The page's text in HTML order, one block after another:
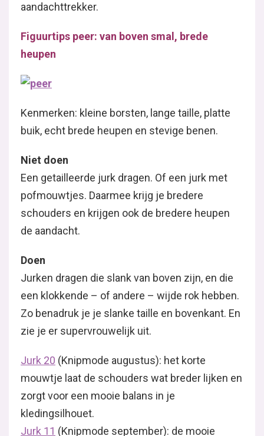
aandachttrekker.
Figuurtips peer: van boven smal, brede
heupen
Kenmerken: kleine borsten, lange taille, platte
buik, echt brede heupen en stevige benen.
Niet doen
Een getailleerde jurk dragen. Of een jurk met
pofmouwtjes. Daarmee krijg je bredere
schouders en krijgen ook de bredere heupen
de aandacht.
Doen
Jurken dragen die slank van boven zijn, en die
een klokkende – of andere – wijde rok hebben.
Zo benadruk je je slanke taille en bovenkant. En
zie je er supervrouwelijk uit.
Jurk 20 (Knipmode augustus): het korte
mouwtje laat de schouders wat breder lijken en
zorgt voor een mooie balans in je
kledingsilhouet.
Jurk 11 (Knipmode september): de mooie